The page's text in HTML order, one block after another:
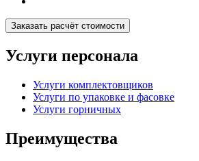
Заказать расчёт стоимости
Услуги персонала
Услуги комплектовщиков
Услуги по упаковке и фасовке
Услуги горничных
Преимущества